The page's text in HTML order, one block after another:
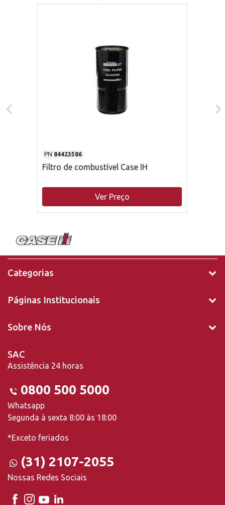
PN 84423586
Filtro de combustível Case IH
Ver Preço
Categorias
Páginas Institucionais
Sobre Nós
SAC
Assistência 24 horas
0800 500 5000
Whatsapp
Segunda à sexta 8:00 às 18:00
*Exceto feriados
(31) 2107-2055
Nossas Redes Sociais